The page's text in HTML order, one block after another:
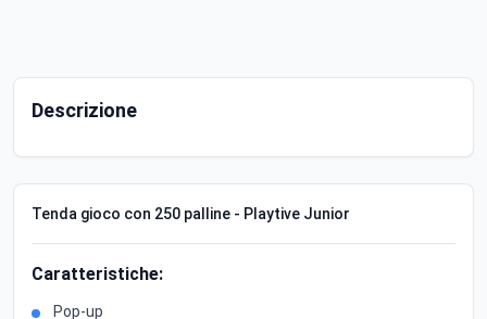
Descrizione
Tenda gioco con 250 palline - Playtive Junior
Caratteristiche:
Pop-up